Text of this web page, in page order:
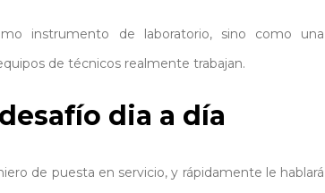
instrumento de laboratorio, sino como una
de técnicos realmente trabajan.
dia a día
de puesta en servicio, y rápidamente le hablará